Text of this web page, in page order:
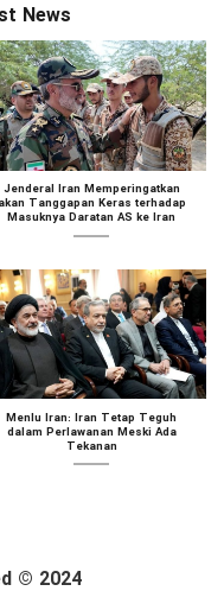
News
Jenderal Iran Memperingatkan
akan Tanggapan Keras terhadap
Masuknya Daratan AS ke Iran
Menlu Iran: Iran Tetap Teguh
dalam Perlawanan Meski Ada
Tekanan
© 2024